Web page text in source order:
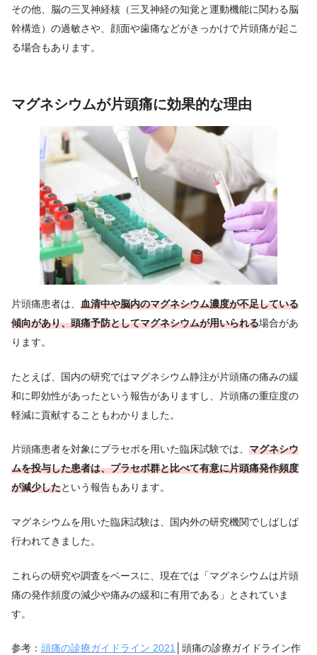
その他、脳の三叉神経核（三叉神経の知覚と運動機能に関わる脳
幹構造）の過敏さや、顔面や歯痛などがきっかけで片頭痛が起こ
る場合もあります。
マグネシウムが片頭痛に効果的な理由
片頭痛患者は、 血清中や脳内のマグネシウム濃度が不足している
傾向があり、頭痛予防としてマグネシウムが用いられる場合があ
ります。
たとえば、国内の研究ではマグネシウム静注が片頭痛の痛みの緩
和に即効性があったという報告がありますし、片頭痛の重症度の
軽減に貢献することもわかりました。
片頭痛患者を対象にプラセボを用いた臨床試験では、 マグネシウ
ムを投与した患者は、プラセボ群と比べて有意に片頭痛発作頻度
が減少したという報告もあります。
マグネシウムを用いた臨床試験は、国内外の研究機関でしばしば
行われてきました。
これらの研究や調査をベースに、現在では「マグネシウムは片頭
痛の発作頻度の減少や痛みの緩和に有用である」とされていま
す。
参考： 頭痛の診療ガイドライン 2021 │頭痛の診療ガイドライン作